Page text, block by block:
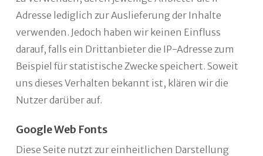
Adresse lediglich zur Auslieferung der Inhalte
verwenden. Jedoch haben wir keinen Einfluss
darauf, falls ein Drittanbieter die IP-Adresse zum
Beispiel für statistische Zwecke speichert. Soweit
uns dieses Verhalten bekannt ist, klären wir die
Nutzer darüber auf.
Google Web Fonts
Diese Seite nutzt zur einheitlichen Darstellung